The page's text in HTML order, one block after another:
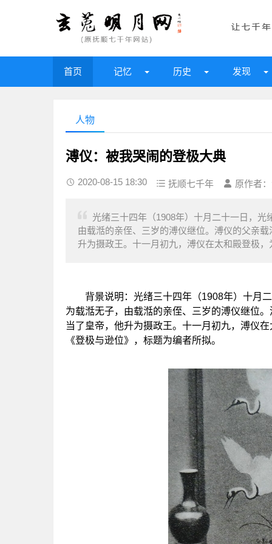
首页 记忆 历史 发现
人物
溥仪：被我哭闹的登极大典
2020-08-15 18:30 抚顺七千年 原作者
光绪三十四年（1908年）十月二十一日，
由载湉的亲侄、三岁的溥仪继位。溥仪的父亲
升为摄政王。十一月初九，溥仪在太和殿登极，
背景说明：光绪三十四年（1908年）十月二
为载湉无子，由载湉的亲侄、三岁的溥仪继位
当了皇帝，他升为摄政王。十一月初九，溥仪
《登极与逊位》，标题为编者所拟。